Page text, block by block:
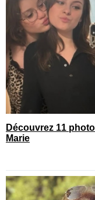
Découvrez 11
Marie